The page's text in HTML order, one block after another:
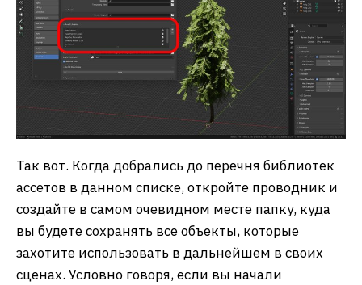
Так вот. Когда добрались до перечня библиотек
ассетов в данном списке, откройте проводник и
создайте в самом очевидном месте папку, куда
вы будете сохранять все объекты, которые
захотите использовать в дальнейшем в своих
сценах. Условно говоря, если вы начали